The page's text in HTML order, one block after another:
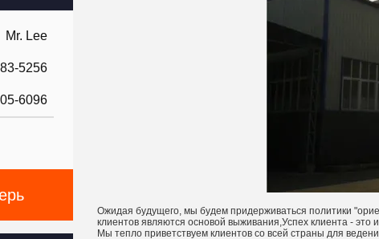
Mr. Lee
5256
6096
Ожидая будущего, мы будем придерживаться политики
клиентов являются основой выживания,Успех клиента -
Мы тепло приветствуем клиентов со всей страны для